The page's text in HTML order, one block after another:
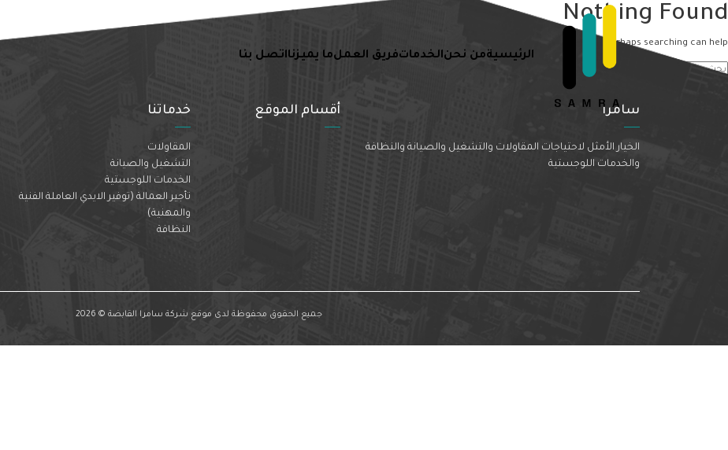
الرئيسيةمن نحنالخدماتفريق العملما يميزنااتصل بنا
Nothing Found
It seems we can’t find what you’re looking for. Perhaps searching can help.
سامرا
الخيار الأمثل لاحتياجات المقاولات والتشغيل والصيانة والنظافة
والخدمات اللوجستية
أقسام الموقع خدماتنا
المقاولات
التشغيل والصيانة
الخدمات اللوجستية
تأجير العمالة (توفير الايدي العاملة الفنية
والمهنية)
النظافة
جميع الحقوق محفوظة لدى موقع شركة سامرا القابضة © 2026